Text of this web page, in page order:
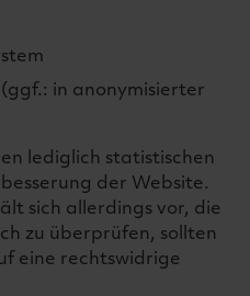
in anonymisierter
lediglich statistischen
der Website.
sich allerdings vor, die
zu überprüfen, sollten
eine rechtswidrige